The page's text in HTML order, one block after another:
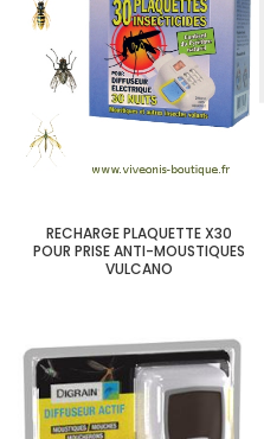
RECHARGE PLAQUETTE X30
POUR PRISE ANTI-MOUSTIQUES
VULCANO